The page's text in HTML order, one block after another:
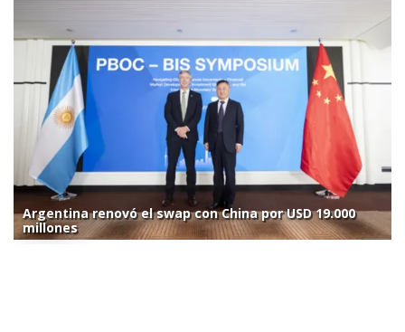
Argentina renovó el swap con China por USD 19.000
millones